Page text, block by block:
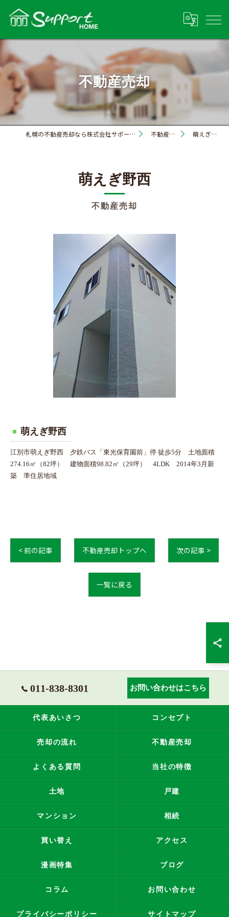
不動産売却
札幌の不動産売却なら株式会社サポートホーム 不動産売却 萌えぎ野西
不動産売却
萌えぎ野西
萌えぎ野西
江別市萌えぎ野西 夕鉄バス「東光保育園前」停 徒歩5分 土地面積
274.16㎡（82坪） 建物面積98.82㎡（29坪） 4LDK 2014年3月新
築 準住居地域
< 前の記事 不動産売却トップへ 次の記事 >
一覧に戻る
011-838-8301 お問い合わせはこちら
代表あいさつ コンセプト
売却の流れ 不動産売却
よくある質問 当社の特徴
土地 戸建
マンション 相続
買い替え アクセス
漫画特集 ブログ
コラム お問い合わせ
プライバシーポリシー サイトマップ